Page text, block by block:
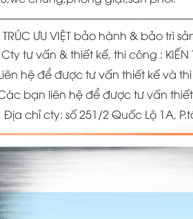
TRÚC ƯU VIỆT bảo hành & bảo trì
Cty tư vấn & thiết kế, thi công : KIẾN
hệ để được tư vấn thiết kế và thi
bạn liên hệ để được tư vấn
Địa chỉ cty: số 251/2 Quốc Lộ 1A,